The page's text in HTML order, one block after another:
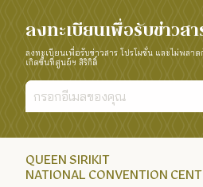
ลงทะเบียนเพื่อรับข่าวส
ลงทะเบียนเพื่อรับข่าวสาร โปรโมชั่น และไม่พลาด
เกิดขึ้นที่ศูนย์ฯ สิริกิติ์
QUEEN SIRIKIT
NATIONAL CONVENTION